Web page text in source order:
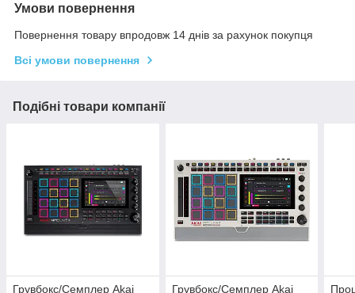
Умови повернення
Повернення товару впродовж 14 днів за рахунок покупця
Всі умови повернення
Подібні товари компанії
Грувбокс/Семплер Akai
Грувбокс/Семплер Akai